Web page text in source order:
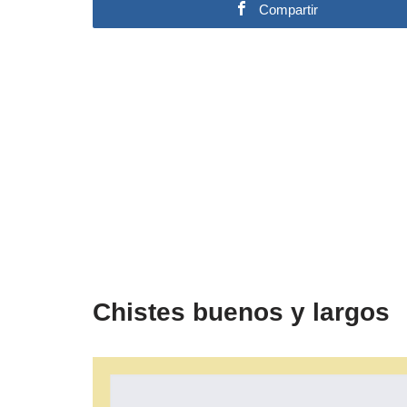
Compartir
Chistes buenos y largos